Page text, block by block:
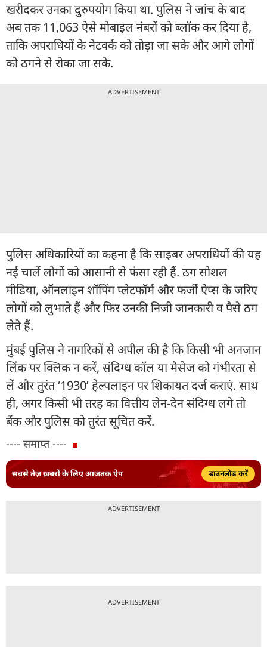
खरीदकर उनका दुरुपयोग किया था. पुलिस ने जांच के बाद
अब तक 11,063 ऐसे मोबाइल नंबरों को ब्लॉक कर दिया है,
ताकि अपराधियों के नेटवर्क को तोड़ा जा सके और आगे लोगों
को ठगने से रोका जा सके.
ADVERTISEMENT
पुलिस अधिकारियों का कहना है कि साइबर अपराधियों की यह
नई चालें लोगों को आसानी से फंसा रही हैं. ठग सोशल
मीडिया, ऑनलाइन शॉपिंग प्लेटफॉर्म और फर्जी ऐप्स के जरिए
लोगों को लुभाते हैं और फिर उनकी निजी जानकारी व पैसे ठग
लेते हैं.
मुंबई पुलिस ने नागरिकों से अपील की है कि किसी भी अनजान
लिंक पर क्लिक न करें, संदिग्ध कॉल या मैसेज को गंभीरता से
लें और तुरंत ‘1930’ हेल्पलाइन पर शिकायत दर्ज कराएं. साथ
ही, अगर किसी भी तरह का वित्तीय लेन-देन संदिग्ध लगे तो
बैंक और पुलिस को तुरंत सूचित करें.
---- समाप्त ----
सबसे तेज़ ख़बरों के लिए आजतक ऐप डाउनलोड करें
ADVERTISEMENT
ADVERTISEMENT